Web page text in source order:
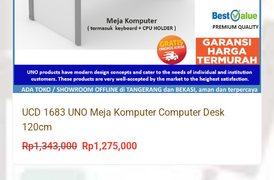
UCD 1683 UNO Meja Komputer Computer Desk
120cm
Rp1,343,000
Original
Rp1,275,000Current